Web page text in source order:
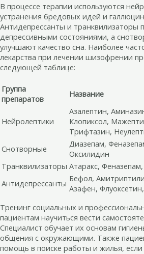
В процессе терапии используются
устранения бредовых идей и
Антидепрессанты и транквилизаторы
депрессивными состояниями, а
улучшают качество сна. Наиболее
лекарства при лечении шизофрении
следующей таблице:
Группа
препаратов
Название
Нейролептики
Азалептин,
Клопиксол,
Трифтазин,
Снотворные
Диазепам,
Оксилидин
Транквилизаторы Атаракс,
Антидепрессанты Бефол,
Азафен,
Тренинг социальных и
пациентам научиться вести
Специалист обучает их основам
общения с окружающими. Также
помощь в поиске работы и жилья,